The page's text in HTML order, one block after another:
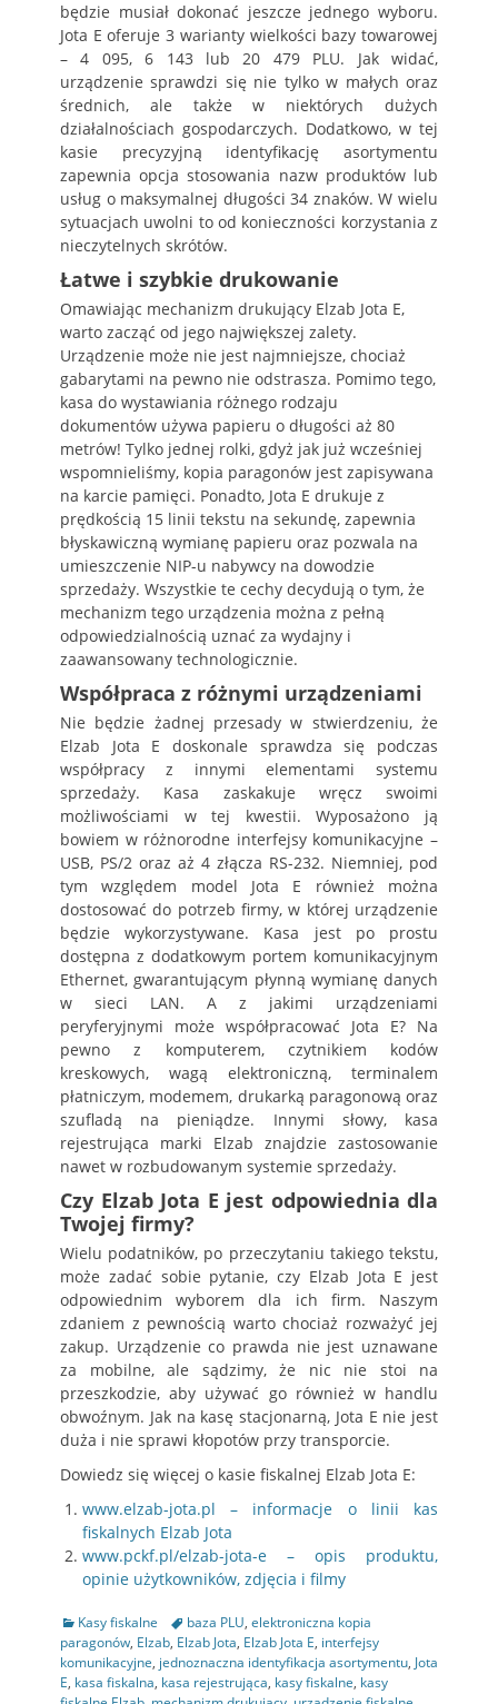
będzie musiał dokonać jeszcze jednego wyboru.
Jota E oferuje 3 warianty wielkości bazy towarowej
– 4 095, 6 143 lub 20 479 PLU. Jak widać,
urządzenie sprawdzi się nie tylko w małych oraz
średnich, ale także w niektórych dużych
działalnościach gospodarczych. Dodatkowo, w tej
kasie precyzyjną identyfikację asortymentu
zapewnia opcja stosowania nazw produktów lub
usług o maksymalnej długości 34 znaków. W wielu
sytuacjach uwolni to od konieczności korzystania z
nieczytelnych skrótów.
Łatwe i szybkie drukowanie
Omawiając mechanizm drukujący Elzab Jota E,
warto zacząć od jego największej zalety.
Urządzenie może nie jest najmniejsze, chociaż
gabarytami na pewno nie odstrasza. Pomimo tego,
kasa do wystawiania różnego rodzaju
dokumentów używa papieru o długości aż 80
metrów! Tylko jednej rolki, gdyż jak już wcześniej
wspomnieliśmy, kopia paragonów jest zapisywana
na karcie pamięci. Ponadto, Jota E drukuje z
prędkością 15 linii tekstu na sekundę, zapewnia
błyskawiczną wymianę papieru oraz pozwala na
umieszczenie NIP-u nabywcy na dowodzie
sprzedaży. Wszystkie te cechy decydują o tym, że
mechanizm tego urządzenia można z pełną
odpowiedzialnością uznać za wydajny i
zaawansowany technologicznie.
Współpraca z różnymi urządzeniami
Nie będzie żadnej przesady w stwierdzeniu, że
Elzab Jota E doskonale sprawdza się podczas
współpracy z innymi elementami systemu
sprzedaży. Kasa zaskakuje wręcz swoimi
możliwościami w tej kwestii. Wyposażono ją
bowiem w różnorodne interfejsy komunikacyjne –
USB, PS/2 oraz aż 4 złącza RS-232. Niemniej, pod
tym względem model Jota E również można
dostosować do potrzeb firmy, w której urządzenie
będzie wykorzystywane. Kasa jest po prostu
dostępna z dodatkowym portem komunikacyjnym
Ethernet, gwarantującym płynną wymianę danych
w sieci LAN. A z jakimi urządzeniami
peryferyjnymi może współpracować Jota E? Na
pewno z komputerem, czytnikiem kodów
kreskowych, wagą elektroniczną, terminalem
płatniczym, modemem, drukarką paragonową oraz
szufladą na pieniądze. Innymi słowy, kasa
rejestrująca marki Elzab znajdzie zastosowanie
nawet w rozbudowanym systemie sprzedaży.
Czy Elzab Jota E jest odpowiednia dla
Twojej firmy?
Wielu podatników, po przeczytaniu takiego tekstu,
może zadać sobie pytanie, czy Elzab Jota E jest
odpowiednim wyborem dla ich firm. Naszym
zdaniem z pewnością warto chociaż rozważyć jej
zakup. Urządzenie co prawda nie jest uznawane
za mobilne, ale sądzimy, że nic nie stoi na
przeszkodzie, aby używać go również w handlu
obwoźnym. Jak na kasę stacjonarną, Jota E nie jest
duża i nie sprawi kłopotów przy transporcie.
Dowiedz się więcej o kasie fiskalnej Elzab Jota E:
www.elzab-jota.pl – informacje o linii kas
fiskalnych Elzab Jota
www.pckf.pl/elzab-jota-e – opis produktu,
opinie użytkowników, zdjęcia i filmy
Kategorie
Kasy fiskalne Tagibaza PLU, elektroniczna kopia
paragonów, Elzab, Elzab Jota, Elzab Jota E, interfejsy
komunikacyjne, jednoznaczna identyfikacja asortymentu, Jota
E, kasa fiskalna, kasa rejestrująca, kasy fiskalne, kasy